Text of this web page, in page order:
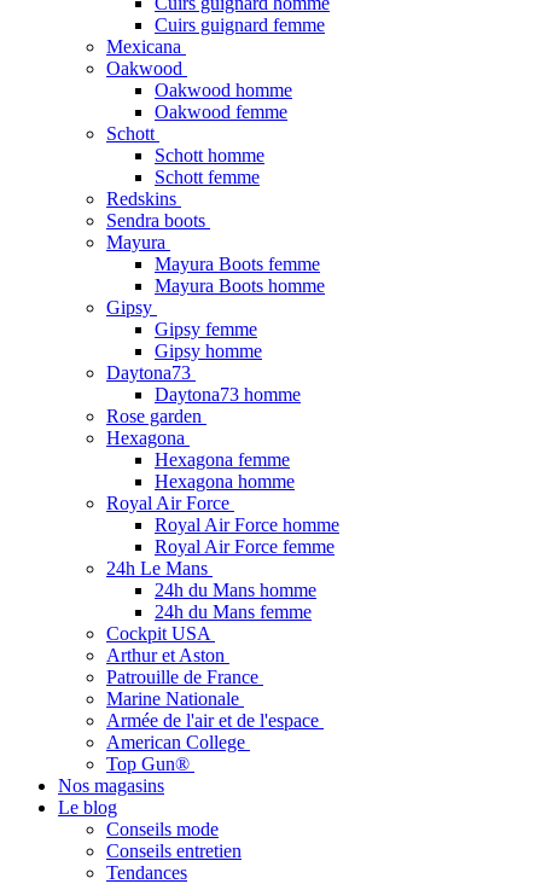
Cuirs guignard femme
Mexicana
Oakwood
Oakwood homme
Oakwood femme
Schott
Schott homme
Schott femme
Redskins
Sendra boots
Mayura
Mayura Boots femme
Mayura Boots homme
Gipsy
Gipsy femme
Gipsy homme
Daytona73
Daytona73 homme
Rose garden
Hexagona
Hexagona femme
Hexagona homme
Royal Air Force
Royal Air Force homme
Royal Air Force femme
24h Le Mans
24h du Mans homme
24h du Mans femme
Cockpit USA
Arthur et Aston
Patrouille de France
Marine Nationale
Armée de l'air et de l'espace
American College
Top Gun®
Nos magasins
Le blog
Conseils mode
Conseils entretien
Tendances